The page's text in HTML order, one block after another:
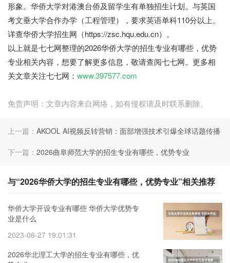
形象。华侨大学对港澳台侨及留学生有单独招生计划。与英国
考文垂大学合作办学（工程管理），要求英语单科110分以上。
详查华侨大学招生网（https://zsc.hqu.edu.cn）。
以上就是七七网整理的2026华侨大学的招生专业有哪些，优势
专业相关内容，想要了解更多信息，敬请查阅七七网。更多相
关文章关注七七网： www.397577.com
免责声明：文章内容来自网络，如有侵权请及时联系删除。
上一篇： AKOOL AI视频反转营销：面部增强技术引爆全球话题传播
下一篇： 2026曲阜师范大学的招生专业有哪些，优势专业
与“2026华侨大学的招生专业有哪些，优势专业”相关推荐
华侨大学开设专业有哪些 华侨大学优势专
业是什么
2023-06-27 19:01:31
2026华北理工大学的招生专业有哪些，优